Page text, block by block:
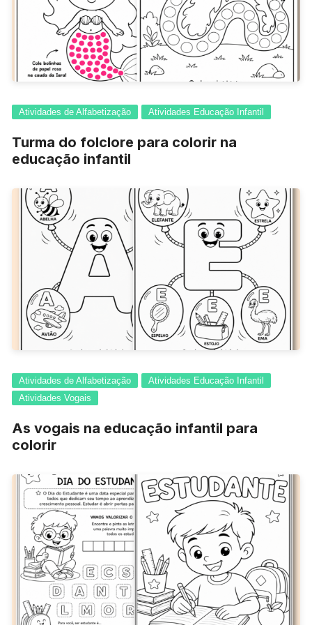
Atividades de Alfabetização Atividades Educação Infantil
Turma do folclore para colorir na
educação infantil
Atividades de Alfabetização
Atividades Educação Infantil
Atividades Vogais
As vogais na educação infantil para
colorir